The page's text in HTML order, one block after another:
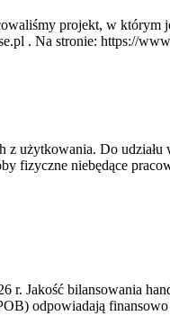
projekt, w którym
. Na stronie: https://
użytkowania. Do
fizyczne niebędące
Jakość bilansowania
odpowiadają